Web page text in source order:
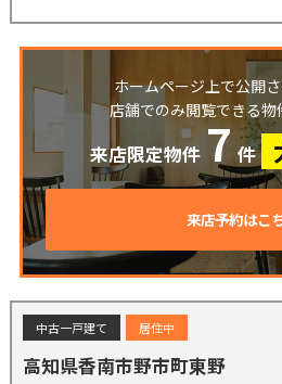
ホームページ上で公開
店舗でのみ閲覧できる
来店限定物件 7 件
来店予約はこ
中古一戸建て 居住中
高知県香南市野市町東野